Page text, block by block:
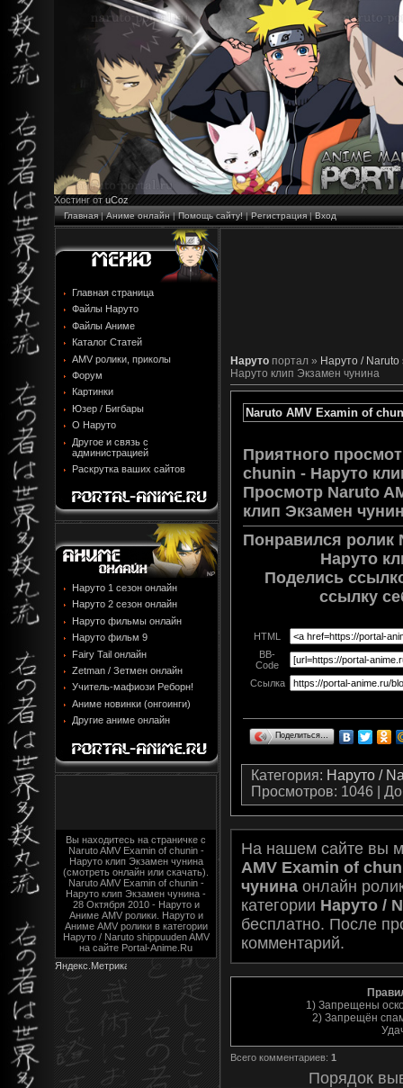
Хостинг от uCoz
Главная|Аниме онлайн|Помощь сайту!|Регистрация|Вход
Главная страница
Файлы Наруто
Файлы Аниме
Каталог Статей
AMV ролики, приколы
Форум
Картинки
Юзер / Бигбары
О Наруто
Другое и связь с
администрацией
Раскрутка ваших сайтов
Наруто 1 сезон онлайн
Наруто 2 сезон онлайн
Наруто фильмы онлайн
Наруто фильм 9
Fairy Tail онлайн
Zetman / Зетмен онлайн
Учитель-мафиози Реборн!
Аниме новинки (онгоинги)
Другие аниме онлайн
Вы находитесь на страничке с
Naruto AMV Examin of chunin -
Наруто клип Экзамен чунина
(смотреть онлайн или скачать).
Naruto AMV Examin of chunin -
Наруто клип Экзамен чунина -
28 Октября 2010 - Наруто и
Аниме AMV ролики. Наруто и
Аниме AMV ролики в категории
Наруто / Naruto shippuuden AMV
на сайте Portal-Anime.Ru
Наруто портал » Наруто /
Наруто клип Экзамен чунина
Naruto AMV Examin of
Приятного
chunin - Наруто
Просмотр Naruto
клип Экзамен
Понравился ролик
Наруто
Поделись
ссылку
HTML
BB-
Code
Ссылка
Поделиться…
Категория: Наруто /
Просмотров: 1046 |
На нашем сайте вы
AMV Examin of
чунина онлайн
категории Наруто /
бесплатно. После
комментарий.
1) Запрещены
2) Запрещён
Всего комментариев: 1
Порядок